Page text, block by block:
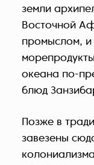
земли
Восточной
промыслом, и
океана по-
блюд
Позже в
завезены